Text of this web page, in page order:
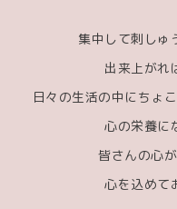
集中して刺しゅ
出来上がれ
日々の生活の中にちょ
心の栄養に
皆さんの心
心を込めて